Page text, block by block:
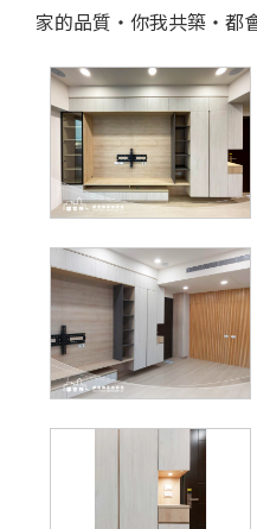
家的品質‧你我共築‧都